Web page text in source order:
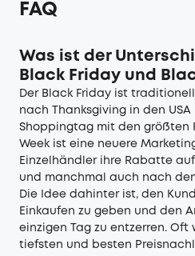
FAQ
Was ist der
Black Friday und
Der Black Friday ist
nach Thanksgiving in den
Shoppingtag mit den größten
Week ist eine neuere
Einzelhändler ihre Rabatte
und manchmal auch nach
Die Idee dahinter ist, den
Einkaufen zu geben und den
einzigen Tag zu entzerren.
tiefsten und besten